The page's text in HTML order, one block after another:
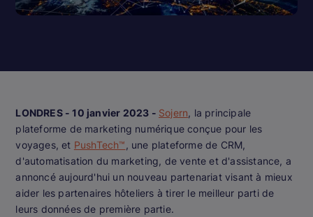
LONDRES - 10 janvier 2023 - Sojern, la principale
plateforme de marketing numérique conçue pour les
voyages, et PushTech™ , une plateforme de CRM,
d'automatisation du marketing, de vente et d'assistance, a
annoncé aujourd'hui un nouveau partenariat visant à mieux
aider les partenaires hôteliers à tirer le meilleur parti de
leurs données de première partie.